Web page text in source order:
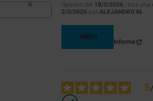
Opinión del 18/3/2026 , tras una
2/3/2026 por ALEJANDRO M.
Útil(0)
Informe
5